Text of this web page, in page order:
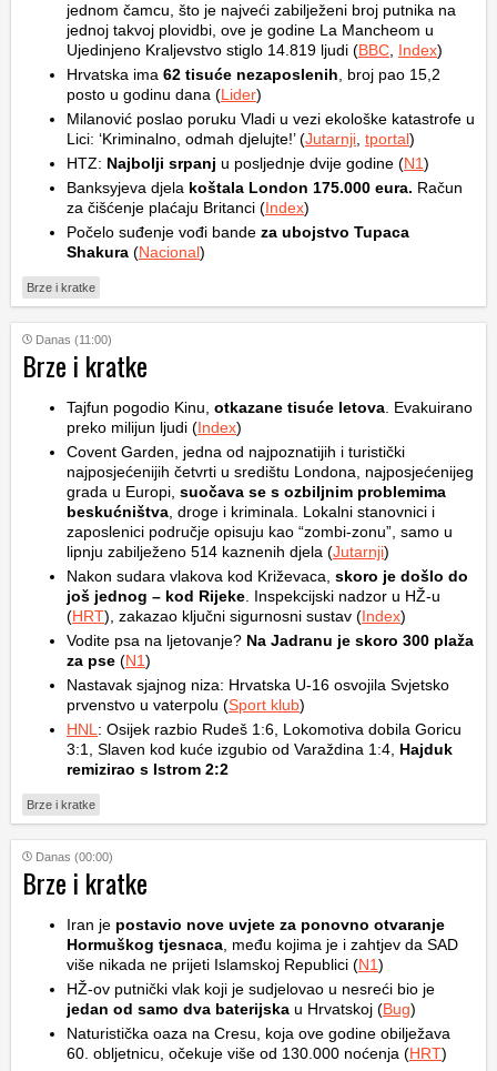
jednom čamcu, što je najveći zabilježeni broj putnika na
jednoj takvoj plovidbi, ove je godine La Mancheom u
Ujedinjeno Kraljevstvo stiglo 14.819 ljudi (BBC Index)
Hrvatska ima 62 tisuće nezaposlenih , broj pao 15,2
posto u godinu dana (Lider)
Milanović poslao poruku Vladi u vezi ekološke katastrofe u
Lici: ‘Kriminalno, odmah djelujte!’ (Jutarnji tportal)
HTZ: Najbolji srpanj u posljednje dvije godine (N1)
Banksyjeva djela koštala London 175.000 eura. Račun
za čišćenje plaćaju Britanci (Index)
Počelo suđenje vođi bande za ubojstvo Tupaca
Shakura (Nacional)
Brze i kratke
Danas (11:00)
Brze i kratke
Tajfun pogodio Kinu, otkazane tisuće letova . Evakuirano
preko milijun ljudi (Index)
Covent Garden, jedna od najpoznatijih i turistički
najposjećenijih četvrti u središtu Londona, najposjećenijeg
grada u Europi, suočava se s ozbiljnim problemima
beskućništva , droge i kriminala. Lokalni stanovnici i
zaposlenici područje opisuju kao “zombi-zonu”, samo u
lipnju zabilježeno 514 kaznenih djela (Jutarnji)
Nakon sudara vlakova kod Križevaca, skoro je došlo do
još jednog – kod Rijeke . Inspekcijski nadzor u HŽ-u
(HRT), zakazao ključni sigurnosni sustav (Index)
Vodite psa na ljetovanje? Na Jadranu je skoro 300 plaža
za pse (N1)
Nastavak sjajnog niza: Hrvatska U-16 osvojila Svjetsko
prvenstvo u vaterpolu (Sport klub)
HNL : Osijek razbio Rudeš 1:6, Lokomotiva dobila Goricu
3:1, Slaven kod kuće izgubio od Varaždina 1:4, Hajduk
remizirao s Istrom 2:2
Brze i kratke
Danas (00:00)
Brze i kratke
Iran je postavio nove uvjete za ponovno otvaranje
Hormuškog tjesnaca , među kojima je i zahtjev da SAD
više nikada ne prijeti Islamskoj Republici (N1)
HŽ-ov putnički vlak koji je sudjelovao u nesreći bio je
jedan od samo dva baterijska u Hrvatskoj (Bug)
Naturistička oaza na Cresu, koja ove godine obilježava
60. obljetnicu, očekuje više od 130.000 noćenja (HRT)